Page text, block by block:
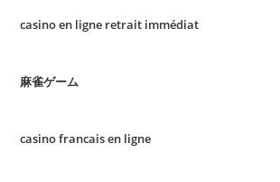
casino en ligne retrait immédiat
麻雀ゲーム
casino francais en ligne